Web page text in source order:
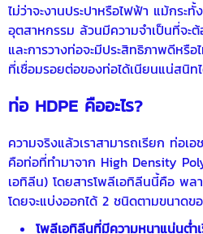
ไม่ว่าจะงานประปาหรือไฟฟ้า แม้กระทั้
อุตสาหกรรม ล้วนมีความจำเป็นที่จะต้
และการวางท่อจะมีประสิทธิภาพดีหรื
ที่เชื่อมรอยต่อของท่อได้เนียนแน่สนิ
ท่อ HDPE คืออะไร?
ความจริงแล้วเราสามารถเรียก ท่อเ
คือท่อที่ทำมาจาก High Density
เอทิลีน) โดยสารโพลีเอทิลีนนี้คือ พ
โดยจะแบ่งออกได้ 2 ชนิดตามขนาด
โพลีเอทิลีนที่มีความหนาแน่นต่ำ